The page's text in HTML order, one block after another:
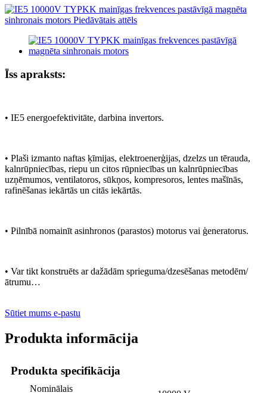
Īss apraksts:
• IE5 energoefektivitāte, darbina invertors.
• Plaši izmanto naftas ķīmijas, elektroenerģijas, dzelzs un tērauda, ​​
kalnrūpniecības, riepu un citos rūpniecības un kalnrūpniecības
uzņēmumos, ventilatoros, sūkņos, kompresoros, lentes mašīnās,
rafinēšanas iekārtās un citās iekārtās.
• Pilnībā nomainīt asinhronos (parastos) motorus vai ģeneratorus.
• Var tikt konstruēts ar dažādām sprieguma/dzesēšanas metodēm/
ātrumu…
Sūtiet mums e-pastu
Produkta informācija
Produkta specifikācija
Nominālais